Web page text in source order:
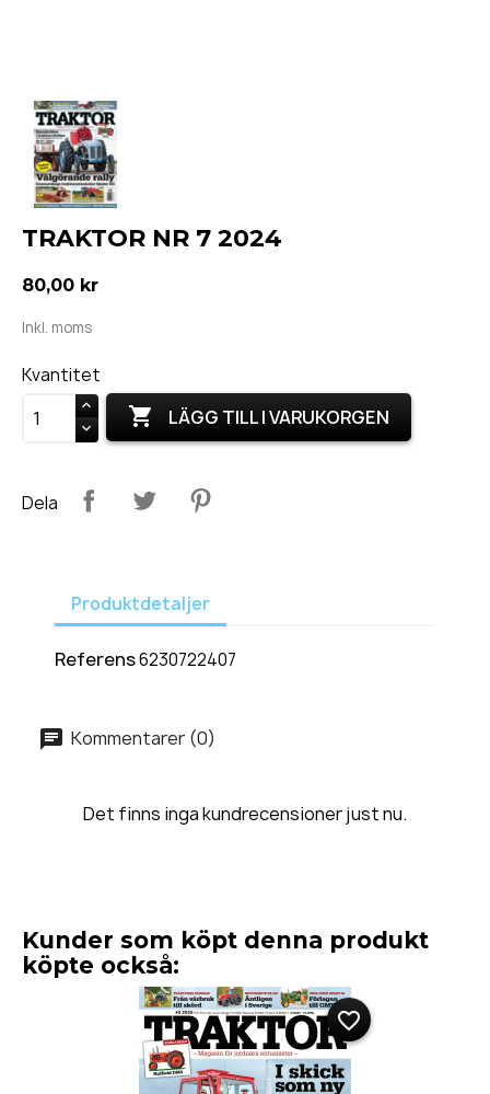
TRAKTOR NR 7 2024
80,00 kr
Inkl. moms
Kvantitet
 LÄGG TILL I VARUKORGEN
Dela
Produktdetaljer
Referens6230722407
Kommentarer (0)
Det finns inga kundrecensioner just nu.
Kunder som köpt denna produkt
köpte också:
favorite_border